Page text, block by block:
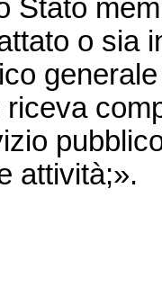
Stato
o sia
attività;».